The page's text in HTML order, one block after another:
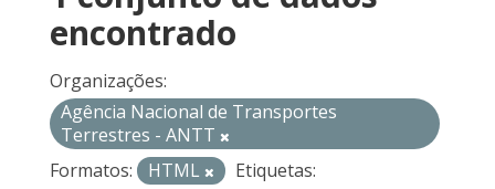
encontrado
Organizações:
Agência Nacional de Transportes
Terrestres - ANTT
Formatos:
HTML
Etiquetas: